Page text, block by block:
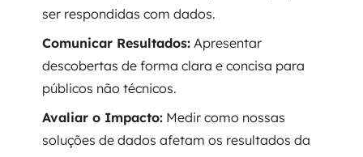
ser respondidas com dados.
Comunicar Resultados: Apresentar
descobertas de forma clara e concisa para
públicos não técnicos.
Avaliar o Impacto: Medir como nossas
soluções de dados afetam os resultados da